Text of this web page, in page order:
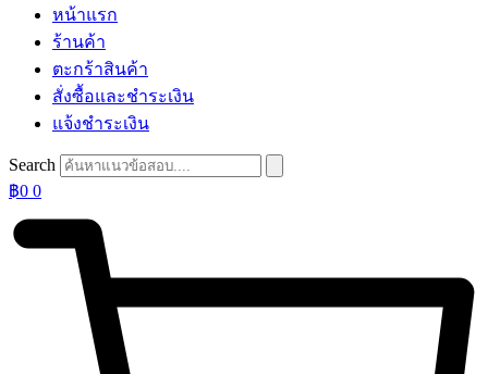
หน้าแรก
ร้านค้า
ตะกร้าสินค้า
สั่งซื้อและชำระเงิน
แจ้งชำระเงิน
Search
฿0 0